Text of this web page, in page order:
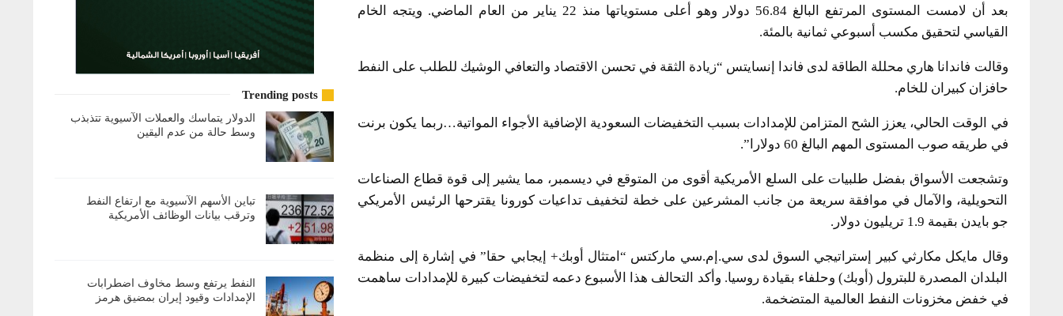
بعد أن لامست المستوى المرتفع البالغ 56.84 دولار وهو أعلى مستوياتها منذ 22 يناير من العام الماضي. ويتجه الخام
القياسي لتحقيق مكسب أسبوعي ثمانية بالمئة.
وقالت فاندانا هاري محللة الطاقة لدى فاندا إنسايتس “زيادة الثقة في تحسن الاقتصاد والتعافي الوشيك للطلب على النفط
حافزان كبيران للخام.
في الوقت الحالي، يعزز الشح المتزامن للإمدادات بسبب التخفيضات السعودية الإضافية الأجواء المواتية…ربما يكون برنت
في طريقه صوب المستوى المهم البالغ 60 دولارا”.
وتشجعت الأسواق بفضل طلبيات على السلع الأمريكية أقوى من المتوقع في ديسمبر، مما يشير إلى قوة قطاع الصناعات
التحويلية، والآمال في موافقة سريعة من جانب المشرعين على خطة لتخفيف تداعيات كورونا يقترحها الرئيس الأمريكي
جو بايدن بقيمة 1.9 تريليون دولار.
وقال مايكل مكارثي كبير إستراتيجي السوق لدى سي.إم.سي ماركتس “امتثال أوبك+ إيجابي حقا” في إشارة إلى منظمة
البلدان المصدرة للبترول (أوبك) وحلفاء بقيادة روسيا. وأكد التحالف هذا الأسبوع دعمه لتخفيضات كبيرة للإمدادات ساهمت
في خفض مخزونات النفط العالمية المتضخمة.
Trending posts
الدولار يتماسك والعملات الآسيوية تتذبذب
وسط حالة من عدم اليقين
تباين الأسهم الآسيوية مع ارتفاع النفط
وترقب بيانات الوظائف الأمريكية
النفط يرتفع وسط مخاوف اضطرابات
الإمدادات وقيود إيران بمضيق هرمز